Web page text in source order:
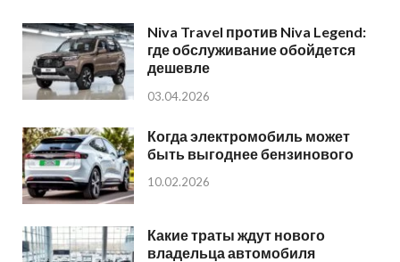
Niva Travel против Niva Legend:
где обслуживание обойдется
дешевле
03.04.2026
Когда электромобиль может
быть выгоднее бензинового
10.02.2026
Какие траты ждут нового
владельца автомобиля